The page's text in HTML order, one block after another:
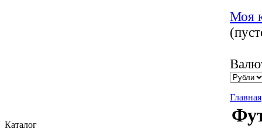
Моя
Каталог
Главная